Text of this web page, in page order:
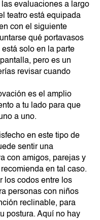
evaluaciones a largo
teatro está equipada
con el siguiente
qué portavasos
solo en la parte
pero es un
revisar cuando
es el amplio
a tu lado para que
a uno.
en este tipo de
sentir una
con amigos, parejas y
en tal caso.
los codos entre los
personas con niños
reclinable, para
postura. Aquí no hay